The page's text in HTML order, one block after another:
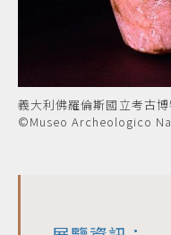
義大利佛羅倫斯國立考古
©Museo Archeologico